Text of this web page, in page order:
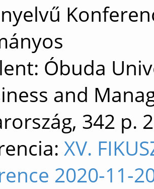
Óbuda
and
342 p.
XV.
2020-11-